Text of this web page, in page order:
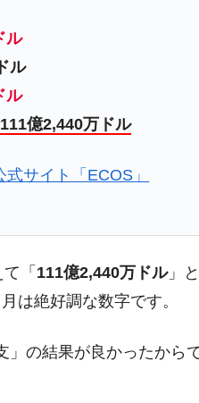
ス』2026年2Qの業績「史上
たも暗礁」の危機 ⇒ 10.7兆で
落・本日07月29日(水)もサイ
ように変質したのは政界の責任
。サーキットブレイカーも発
』は先進技術の塊！
出している都道府県とは？
？
ル
ル
ル
111億2,440万ドル
式サイト「ECOS」
「 111億2,440万ドル」
は絶好調な数字です。
」の結果が良かったから